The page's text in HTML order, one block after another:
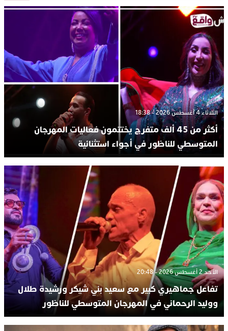
الثلاثاء 4 أغسطس 2026 - 18:38
أكثر من 45 ألف متفرج يختتمون فعاليات المهرجان
المتوسطي للناظور في أجواء استثنائية
الأحد 2 أغسطس 2026 - 20:48
تفاعل جماهيري كبير مع سعيد بني شيكر ورشيدة طلال
ووليد الرحماني في المهرجان المتوسطي للناظور